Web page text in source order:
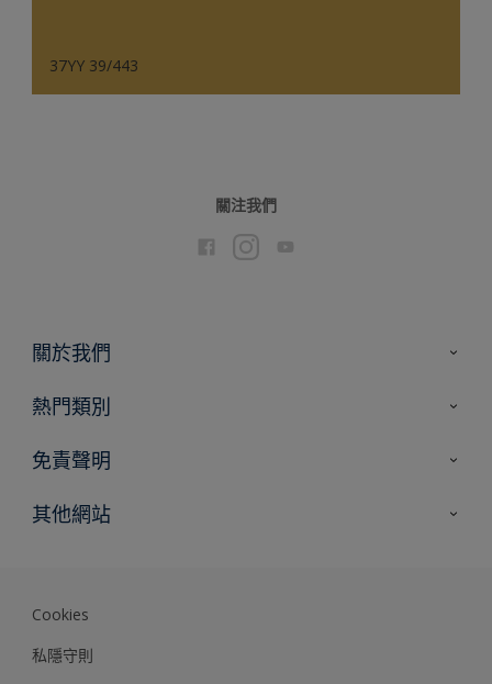
37YY 39/443
關注我們
關於我們
聯絡我們
熱門類別
尋找顏色
專家見解
免責聲明
色彩準確度
其他網站
Cookies
私隱守則